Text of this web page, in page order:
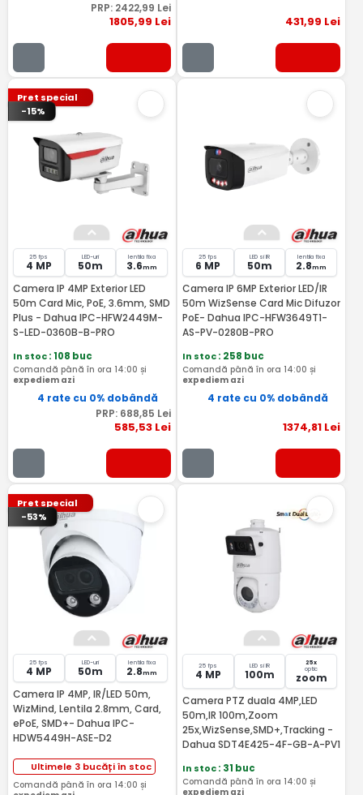
PRP: 2422,99 Lei
1805,99 Lei 431,99 Lei
Pret special
-15%
25 fps
4 MP
LED-uri
50m
lentila fixa
3.6mm
Camera IP 4MP Exterior LED
50m Card Mic, PoE, 3.6mm, SMD
Plus - Dahua IPC-HFW2449M-
S-LED-0360B-B-PRO
In stoc: 108 buc
Comandă până în ora 14:00 și
expediem azi
4 rate cu 0% dobândă
PRP: 688,85 Lei
585,53Lei
25 fps
6 MP
LED si IR
50m
lentila fixa
2.8mm
Camera IP 6MP Exterior LED/IR
50m WizSense Card Mic Difuzor
PoE- Dahua IPC-HFW3649T1-
AS-PV-0280B-PRO
In stoc: 258 buc
Comandă până în ora 14:00 și
expediem azi
4 rate cu 0% dobândă
1374,81 Lei
Pret special
-53%
25 fps
4 MP
LED-uri
50m
lentila fixa
2.8mm
Camera IP 4MP, IR/LED 50m,
WizMind, Lentila 2.8mm, Card,
ePoE, SMD+- Dahua IPC-
HDW5449H-ASE-D2
Ultimele 3 bucăți în stoc
Comandă până în ora 14:00 și
25 fps
4 MP
LED si IR
100m
25x
optic
zoom
Camera PTZ duala 4MP,LED
50m,IR 100m,Zoom
25x,WizSense,SMD+,Tracking -
Dahua SDT4E425-4F-GB-A-PV1
In stoc: 31 buc
Comandă până în ora 14:00 și
expediem azi